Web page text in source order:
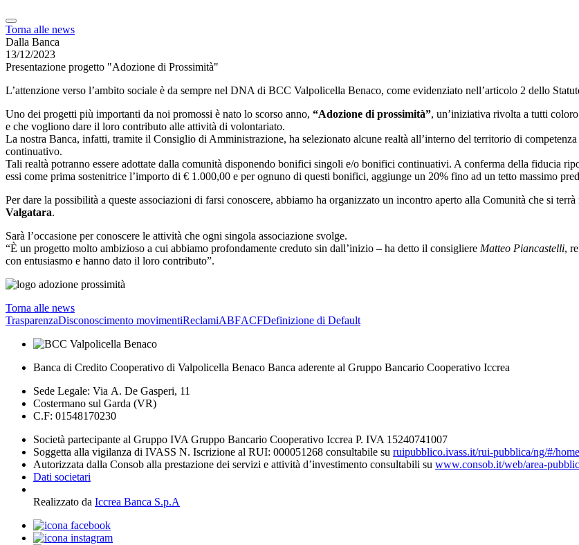
Torna alle news
Dalla Banca
13/12/2023
Presentazione progetto "Adozione di Prossimità"
L’attenzione verso l’ambito sociale è da sempre nel DNA di BCC Valpolicella Benaco, come evidenziato nell’articolo 2 dello
Uno dei progetti più importanti da noi promossi è nato lo scorso anno, “Adozione di prossimità”, un’iniziativa rivolta a tutti
e che vogliono dare il loro contributo alle attività di volontariato.
La nostra Banca, infatti, tramite il Consiglio di Amministrazione, ha selezionato alcune realtà all’interno del territorio di
continuativo.
Tali realtà potranno essere adottate dalla comunità disponendo bonifici singoli e/o bonifici continuativi. A conferma della fiducia
essi come prima sostenitrice l’importo di € 1.000,00 e per ognuno di questi bonifici, aggiunge un 20% fino ad un tetto massimo
Per dare la possibilità a queste associazioni di farsi conoscere, abbiamo ha organizzato un incontro aperto alla Comunità che si terrà
Valgatara.
Sarà l’occasione per conoscere le attività che ogni singola associazione svolge.
“È un progetto molto ambizioso a cui abbiamo profondamente creduto sin dall’inizio – ha detto il consigliere Matteo Piancastelli,
con entusiasmo e hanno dato il loro contributo”.
Torna alle news
TrasparenzaDisconoscimento movimentiReclamiABFACFDefinizione di Default
Banca di Credito Cooperativo di Valpolicella Benaco Banca aderente al Gruppo Bancario Cooperativo Iccrea
Sede Legale: Via A. De Gasperi, 11
Costermano sul Garda (VR)
C.F: 01548170230
Società partecipante al Gruppo IVA Gruppo Bancario Cooperativo Iccrea P. IVA 15240741007
Soggetta alla vigilanza di IVASS N. Iscrizione al RUI: 000051268 consultabile su ruipubblico.ivass.it/rui-pubblica/ng/#/home
Autorizzata dalla Consob alla prestazione dei servizi e attività d’investimento consultabili su www.consob.it/web/area-
Dati societari
Realizzato da Iccrea Banca S.p.A